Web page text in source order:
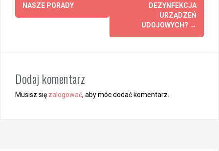
z
w
NASZE PORADY
DEZYNFEKCJA
URZĄDZEŃ
UDOJOWYCH? →
Dodaj komentarz
Musisz się zalogować, aby móc dodać komentarz.